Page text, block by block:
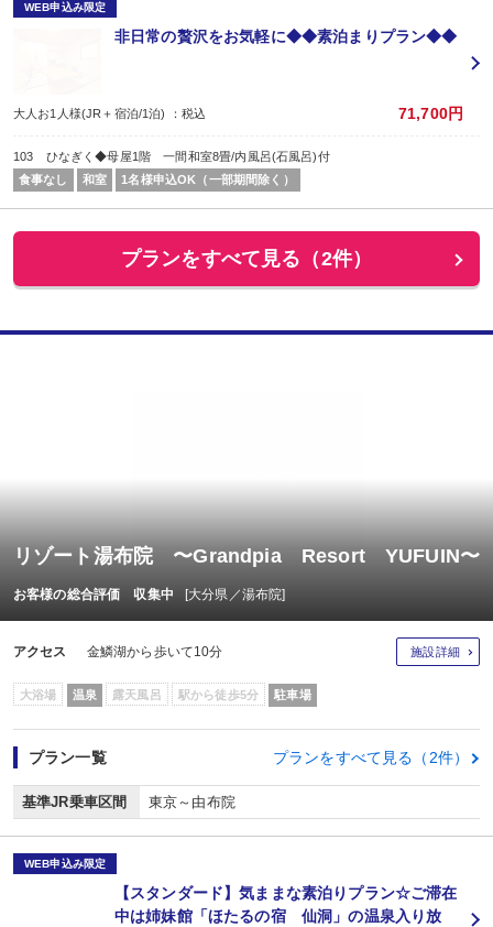
WEB申込み限定
非日常の贅沢をお気軽に◆◆素泊まりプラン◆◆
大人お1人様(JR＋宿泊/1泊) ：税込 71,700円
103 ひなぎく◆母屋1階 一間和室8畳/内風呂(石風呂)付
食事なし
和室 1名様申込OK（一部期間除く）
プランをすべて見る（2件）
リゾート湯布院 〜Grandpia Resort YUFUIN〜
お客様の総合評価 収集中 [大分県／湯布院]
アクセス 金鱗湖から歩いて10分 施設詳細
大浴場 温泉 露天風呂 駅から徒歩5分 駐車場
プラン一覧 プランをすべて見る（2件）
基準JR乗車区間 東京～由布院
WEB申込み限定
【スタンダード】気ままな素泊りプラン☆ご滞在
中は姉妹館「ほたるの宿 仙洞」の温泉入り放